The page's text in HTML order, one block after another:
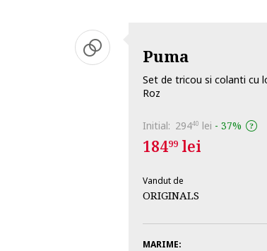
Puma
Set de tricou si colanti cu
Roz
Initial: 29440 lei - 37%
18499lei
Vandut de
ORIGINALS
MARIME: